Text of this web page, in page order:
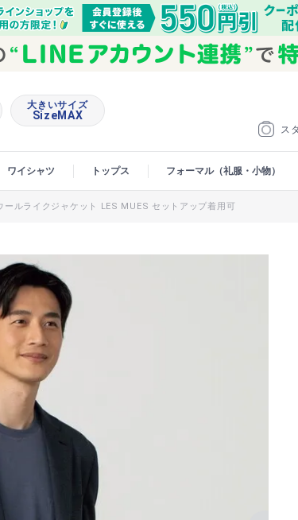
ス
大きいサイズ
SizeMAX
ワイシャツ トップス フォーマル（礼服・小物）
ルライクジャケット LES MUES セットアップ着用可